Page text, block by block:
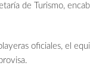
de Turismo,
oficiales, el